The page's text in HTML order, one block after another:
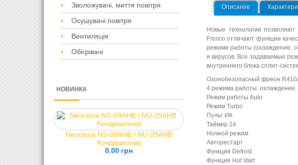
Зволожувачі, миття повітря
Осушувачі повітря
Вентиляція
Обігрівачі
НОВИНКА
Neoclima NS-09AHB / NU-09AHB
Кондиционер
0.00 грн
Описание
Новые технологии
Fresco отличают функции
режиме работы (охлаждение,
и вирусов. Все задаваемые
внутреннего блока сплит-
Озонобезопасный фреон
4 режима работы: охлаждение,
Режим работы Auto
Режим Turbo
Пульт ИК
Таймер 24
Ночной режим
Авторестарт
Функция Defrost
Функция Hot start